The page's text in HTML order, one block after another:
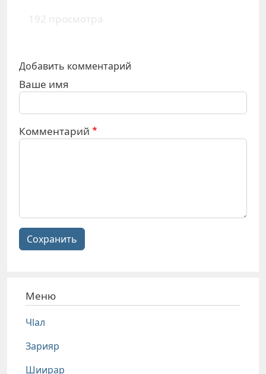
192 просмотра
Добавить комментарий
Ваше имя
Комментарий
Сохранить
Меню
Чlал
Зарияр
Шиирар